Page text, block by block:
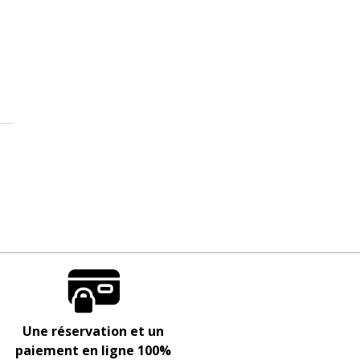
Une réservation et un
paiement en ligne 100%